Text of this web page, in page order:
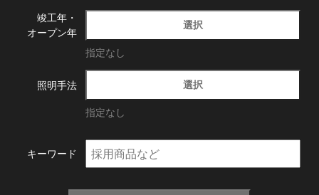
竣工年・
オープン年
選択
指定なし
照明手法 選択
指定なし
キーワード